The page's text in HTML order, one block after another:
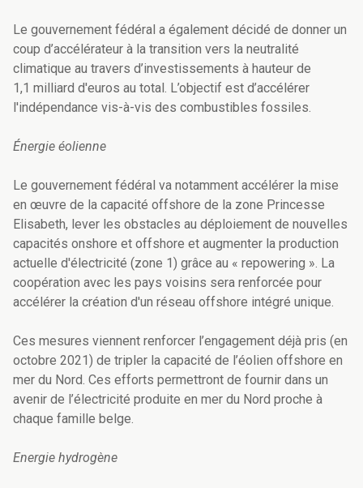
Le gouvernement fédéral a également décidé de donner un
coup d’accélérateur à la transition vers la neutralité
climatique au travers d’investissements à hauteur de
1,1 milliard d'euros au total. L’objectif est d’accélérer
l'indépendance vis-à-vis des combustibles fossiles.
Énergie éolienne
Le gouvernement fédéral va notamment accélérer la mise
en œuvre de la capacité offshore de la zone Princesse
Elisabeth, lever les obstacles au déploiement de nouvelles
capacités onshore et offshore et augmenter la production
actuelle d'électricité (zone 1) grâce au « repowering ». La
coopération avec les pays voisins sera renforcée pour
accélérer la création d'un réseau offshore intégré unique.
Ces mesures viennent renforcer l’engagement déjà pris (en
octobre 2021) de tripler la capacité de l’éolien offshore en
mer du Nord. Ces efforts permettront de fournir dans un
avenir de l’électricité produite en mer du Nord proche à
chaque famille belge.
Energie hydrogène